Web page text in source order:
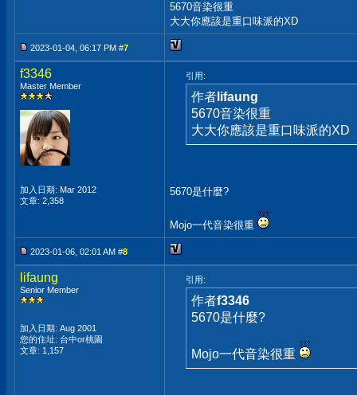
5670音染很重
大大你應該是重口味派的XD
2023-01-04, 06:17 PM #7
f3346
Master Member
加入日期: Mar 2012
文章: 2,358
引用:
作者 lifaung
5670音染很重
大大你應該是重口味派的XD
5670是什麼?
Mojo一代音染很重
2023-01-06, 02:01 AM #8
lifaung
Senior Member
加入日期: Aug 2001
您的住址: 台中or桃園
文章: 1,157
引用:
作者f3346
5670是什麼?
Mojo一代音染很重